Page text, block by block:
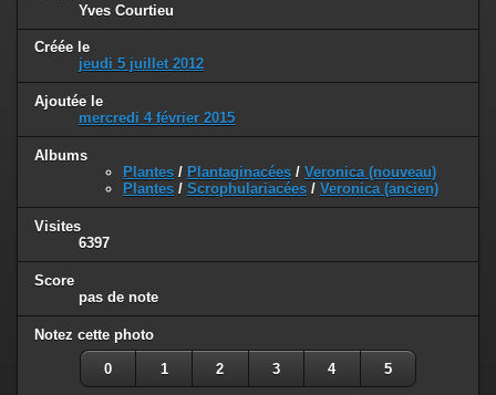
Yves Courtieu
Créée le
jeudi 5 juillet 2012
Ajoutée le
mercredi 4 février 2015
Albums
Plantes / Plantaginacées / Veronica (nouveau)
Plantes / Scrophulariacées / Veronica (ancien)
Visites
6397
Score
pas de note
Notez cette photo
0 1 2 3 4 5